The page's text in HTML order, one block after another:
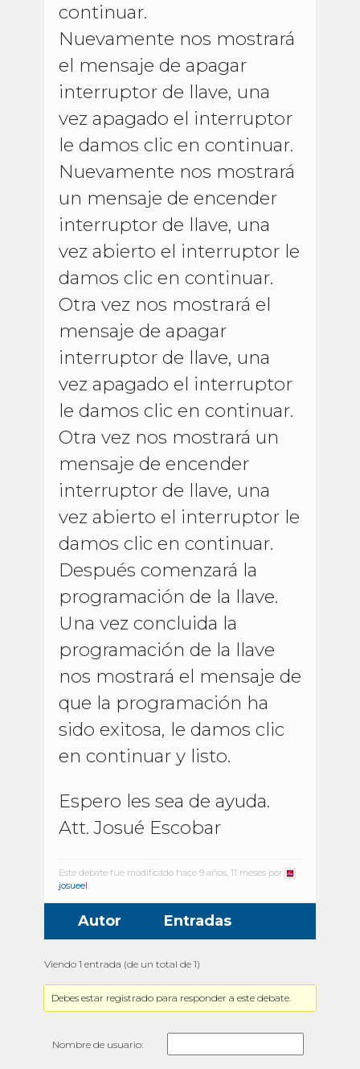
continuar.
Nuevamente nos mostrará
el mensaje de apagar
interruptor de llave, una
vez apagado el interruptor
le damos clic en continuar.
Nuevamente nos mostrará
un mensaje de encender
interruptor de llave, una
vez abierto el interruptor le
damos clic en continuar.
Otra vez nos mostrará el
mensaje de apagar
interruptor de llave, una
vez apagado el interruptor
le damos clic en continuar.
Otra vez nos mostrará un
mensaje de encender
interruptor de llave, una
vez abierto el interruptor le
damos clic en continuar.
Después comenzará la
programación de la llave.
Una vez concluida la
programación de la llave
nos mostrará el mensaje de
que la programación ha
sido exitosa, le damos clic
en continuar y listo.
Espero les sea de ayuda.
Att. Josué Escobar
Este debate fue modificado hace 9 años, 11 meses por
josueel.
Autor Entradas
Viendo 1 entrada (de un total de 1)
Debes estar registrado para responder a este debate.
Nombre de usuario: